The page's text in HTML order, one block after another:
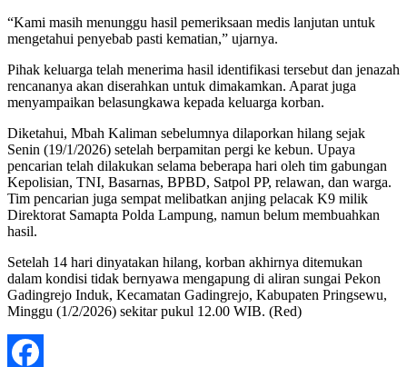
“Kami masih menunggu hasil pemeriksaan medis lanjutan untuk
mengetahui penyebab pasti kematian,” ujarnya.
Pihak keluarga telah menerima hasil identifikasi tersebut dan jenazah
rencananya akan diserahkan untuk dimakamkan. Aparat juga
menyampaikan belasungkawa kepada keluarga korban.
Diketahui, Mbah Kaliman sebelumnya dilaporkan hilang sejak
Senin (19/1/2026) setelah berpamitan pergi ke kebun. Upaya
pencarian telah dilakukan selama beberapa hari oleh tim gabungan
Kepolisian, TNI, Basarnas, BPBD, Satpol PP, relawan, dan warga.
Tim pencarian juga sempat melibatkan anjing pelacak K9 milik
Direktorat Samapta Polda Lampung, namun belum membuahkan
hasil.
Setelah 14 hari dinyatakan hilang, korban akhirnya ditemukan
dalam kondisi tidak bernyawa mengapung di aliran sungai Pekon
Gadingrejo Induk, Kecamatan Gadingrejo, Kabupaten Pringsewu,
Minggu (1/2/2026) sekitar pukul 12.00 WIB. (Red)